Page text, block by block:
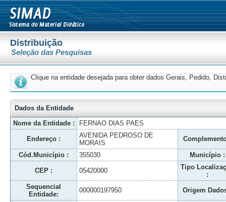
Distribuição
Seleção das Pesquisas
Clique na entidade desejada para obter dados Gerais, Pedido,
Dados da Entidade
Nome da Entidade :
FERNAO DIAS PAES
Endereço :
AVENIDA PEDROSO DE
MORAIS
Cód.Município : 355030 Município :
CEP : 05420000
Tipo
:
Sequencial
Entidade:
000000197950 Origem